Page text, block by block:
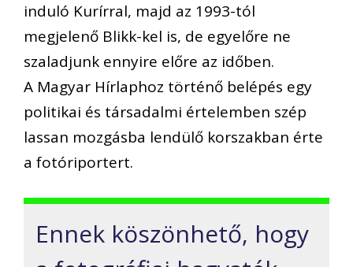
induló Kurírral, majd az 1993-tól
megjelenő Blikk-kel is, de egyelőre ne
szaladjunk ennyire előre az időben.
A Magyar Hírlaphoz történő belépés egy
politikai és társadalmi értelemben szép
lassan mozgásba lendülő korszakban érte
a fotóriportert.
Ennek köszönhető, hogy